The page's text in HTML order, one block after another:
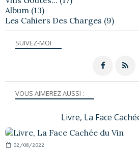
SUIVEZ-MOI
VOUS AIMEREZ AUSSI :
Livre, La Face
02/08/2022
Album (13)
Les Cahiers Des Charges (9)